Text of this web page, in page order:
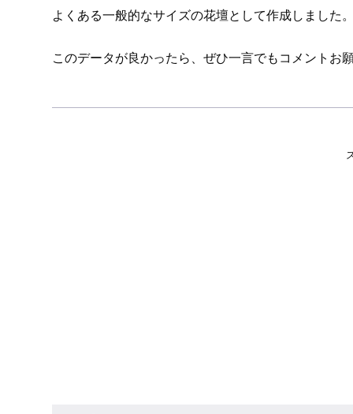
よくある一般的なサイズの花壇として作成しました
このデータが良かったら、ぜひ一言でもコメントお